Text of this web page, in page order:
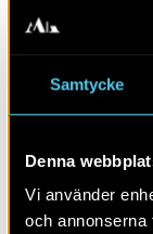
Samtycke
Denna
Vi använder
och annonserna
En